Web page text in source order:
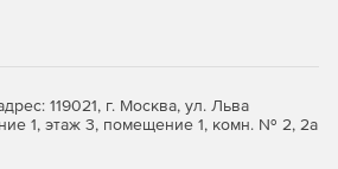
119021, г. Москва, ул. Льва
1, этаж 3, помещение 1, комн. № 2, 2а